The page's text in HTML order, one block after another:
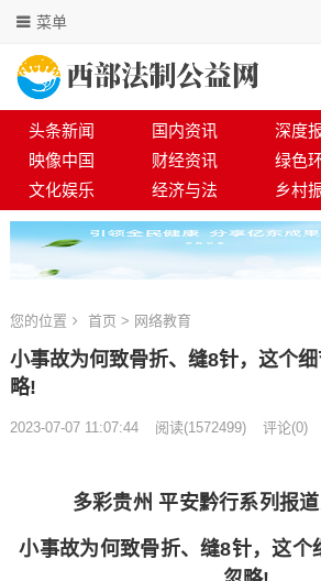
菜单
头条新闻 国内资讯 深度
映像中国
财经资讯 绿色
文化娱乐
经济与法 乡村
您的位置 首页 > 网络教育
小事故为何致骨折、缝8针，这个
略!
2023-07-07 11:07:44 阅读(1572499) 评论(0)
多彩贵州 平安黔行系列报
小事故为何致骨折、缝8针，这个